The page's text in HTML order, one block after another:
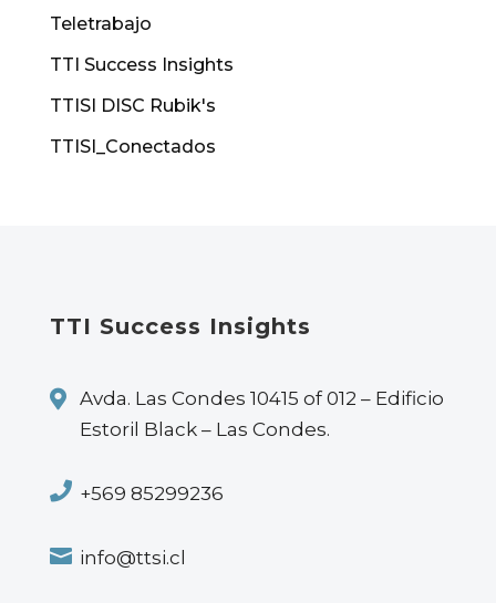
Teletrabajo
TTI Success Insights
TTISI DISC Rubik's
TTISI_Conectados
TTI Success Insights

Avda. Las Condes 10415 of 012 – Edificio
Estoril Black – Las Condes.
 +569 85299236
 info@ttsi.cl